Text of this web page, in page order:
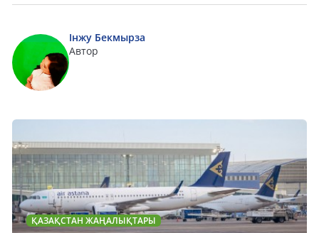
Інжу Бекмырза
Автор
ҚАЗАҚСТАН ЖАҢАЛЫҚТАРЫ